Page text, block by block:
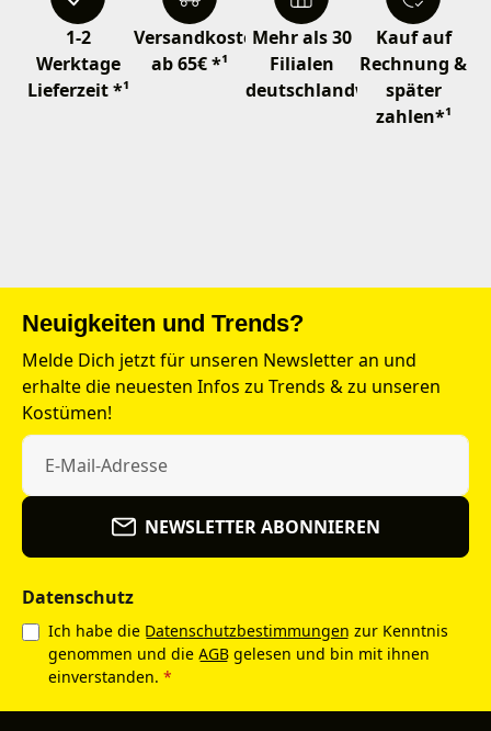
1-2
Werktage
Lieferzeit *¹
Versandkostenfrei
ab 65€ *¹
Mehr als 30
Filialen
deutschlandweit
Kauf auf
Rechnung &
später
zahlen*¹
Neuigkeiten und Trends?
Melde Dich jetzt für unseren Newsletter an und
erhalte die neuesten Infos zu Trends & zu unseren
Kostümen!
NEWSLETTER ABONNIEREN
Datenschutz
Ich habe die Datenschutzbestimmungen zur Kenntnis
genommen und die AGB gelesen und bin mit ihnen
einverstanden. *